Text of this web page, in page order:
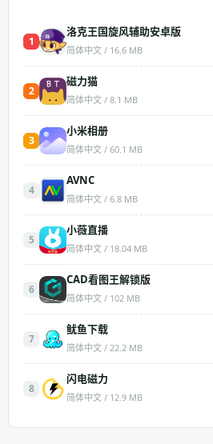
1
洛克王国旋风辅助安卓版
简体中文 / 16.6 MB
2
磁力猫
简体中文 / 8.1 MB
3
小米相册
简体中文 / 60.1 MB
4
AVNC
简体中文 / 6.8 MB
5
小薇直播
简体中文 / 18.04 MB
6
CAD看图王解锁版
简体中文 / 102 MB
7
​鱿鱼下载
简体中文 / 22.2 MB
8
闪电磁力
简体中文 / 12.9 MB